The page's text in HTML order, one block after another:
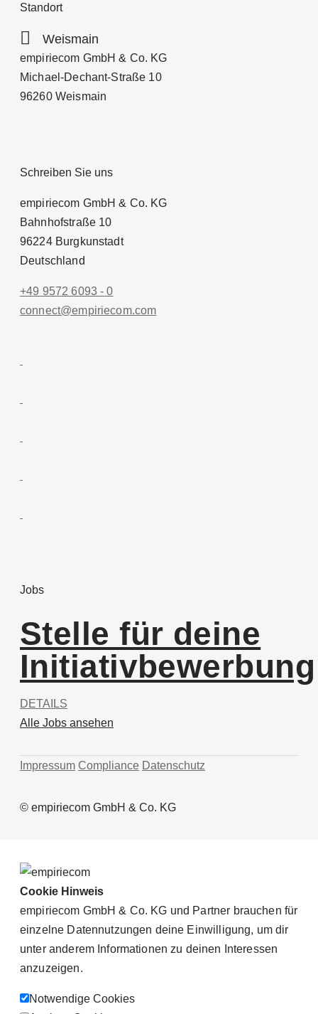
Standort
Weismain
empiriecom GmbH & Co. KG
Michael-Dechant-Straße 10
96260 Weismain
Schreiben Sie uns
empiriecom GmbH & Co. KG
Bahnhofstraße 10
96224 Burgkunstadt
Deutschland
+49 9572 6093 - 0
connect@empiriecom.com
Jobs
Stelle für deine
Initiativbewerbung
DETAILS
Alle Jobs ansehen
Impressum Compliance Datenschutz
© empiriecom GmbH & Co. KG
Cookie Hinweis
empiriecom GmbH & Co. KG und Partner brauchen für
einzelne Datennutzungen deine Einwilligung, um dir
unter anderem Informationen zu deinen Interessen
anzuzeigen.
Notwendige Cookies